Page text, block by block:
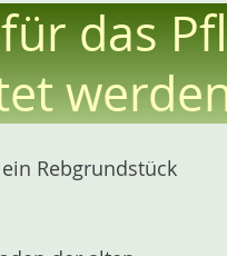
das
Rebgrundstück